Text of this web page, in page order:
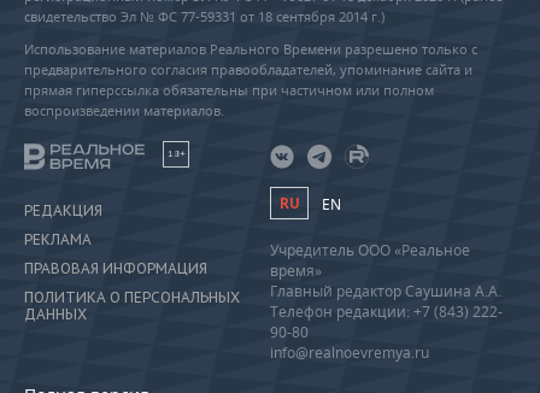
свидетельство Эл № ФС 77-59331 от 18 сентября 2014 г.)
Использование материалов Реального Времени разрешено только с
предварительного согласия правообладателей, упоминание сайта и
прямая гиперссылка обязательны при частичном или полном
воспроизведении материалов.
18+
РЕДАКЦИЯ
РЕКЛАМА
ПРАВОВАЯ ИНФОРМАЦИЯ
ПОЛИТИКА О ПЕРСОНАЛЬНЫХ
ДАННЫХ
RU EN
Учредитель ООО «Реальное
время»
Главный редактор Саушина А.А.
Телефон редакции: +7 (843) 222-
90-80
info@realnoevremya.ru